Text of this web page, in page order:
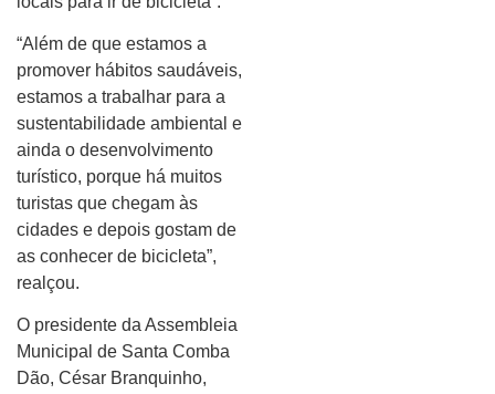
“Além de que estamos a
promover hábitos saudáveis,
estamos a trabalhar para a
sustentabilidade ambiental e
ainda o desenvolvimento
turístico, porque há muitos
turistas que chegam às
cidades e depois gostam de
as conhecer de bicicleta”,
realçou.
O presidente da Assembleia
Municipal de Santa Comba
Dão, César Branquinho,